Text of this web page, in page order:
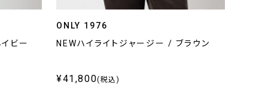
ビー
ONLY 1976
NEWハイライトジャージー / ブラウン
¥41,800(税込)